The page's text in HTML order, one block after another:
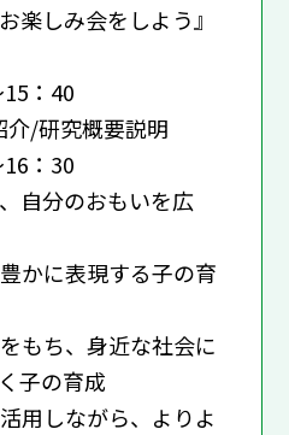
楽しみ会をしよう』
：40
/研究概要説明
：30
自分のおもいを広
かに表現する子の育
もち、身近な社会に
子の育成
用しながら、よりよ